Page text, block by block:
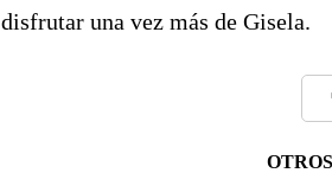
disfrutar una vez más de Gisela.